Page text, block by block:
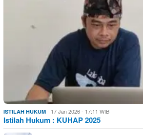
ISTILAH HUKUM 17 Jan 2026 - 17:11 WIB
Istilah Hukum : KUHAP 2025